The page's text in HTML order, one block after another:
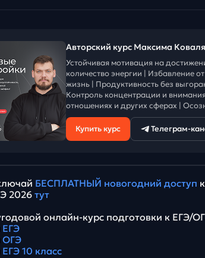
Авторский курс Максима
Устойчивая мотивация на
количество энергии | Избавление
жизнь | Продуктивность без
Контроль концентрации и
отношениях и других сферах |
Купить курс Телеграм-
БЕСПЛАТНЫЙ новогодний доступ
2026тут
онлайн-курс подготовки к ЕГЭ/
ЕГЭ
ОГЭ
10 класс